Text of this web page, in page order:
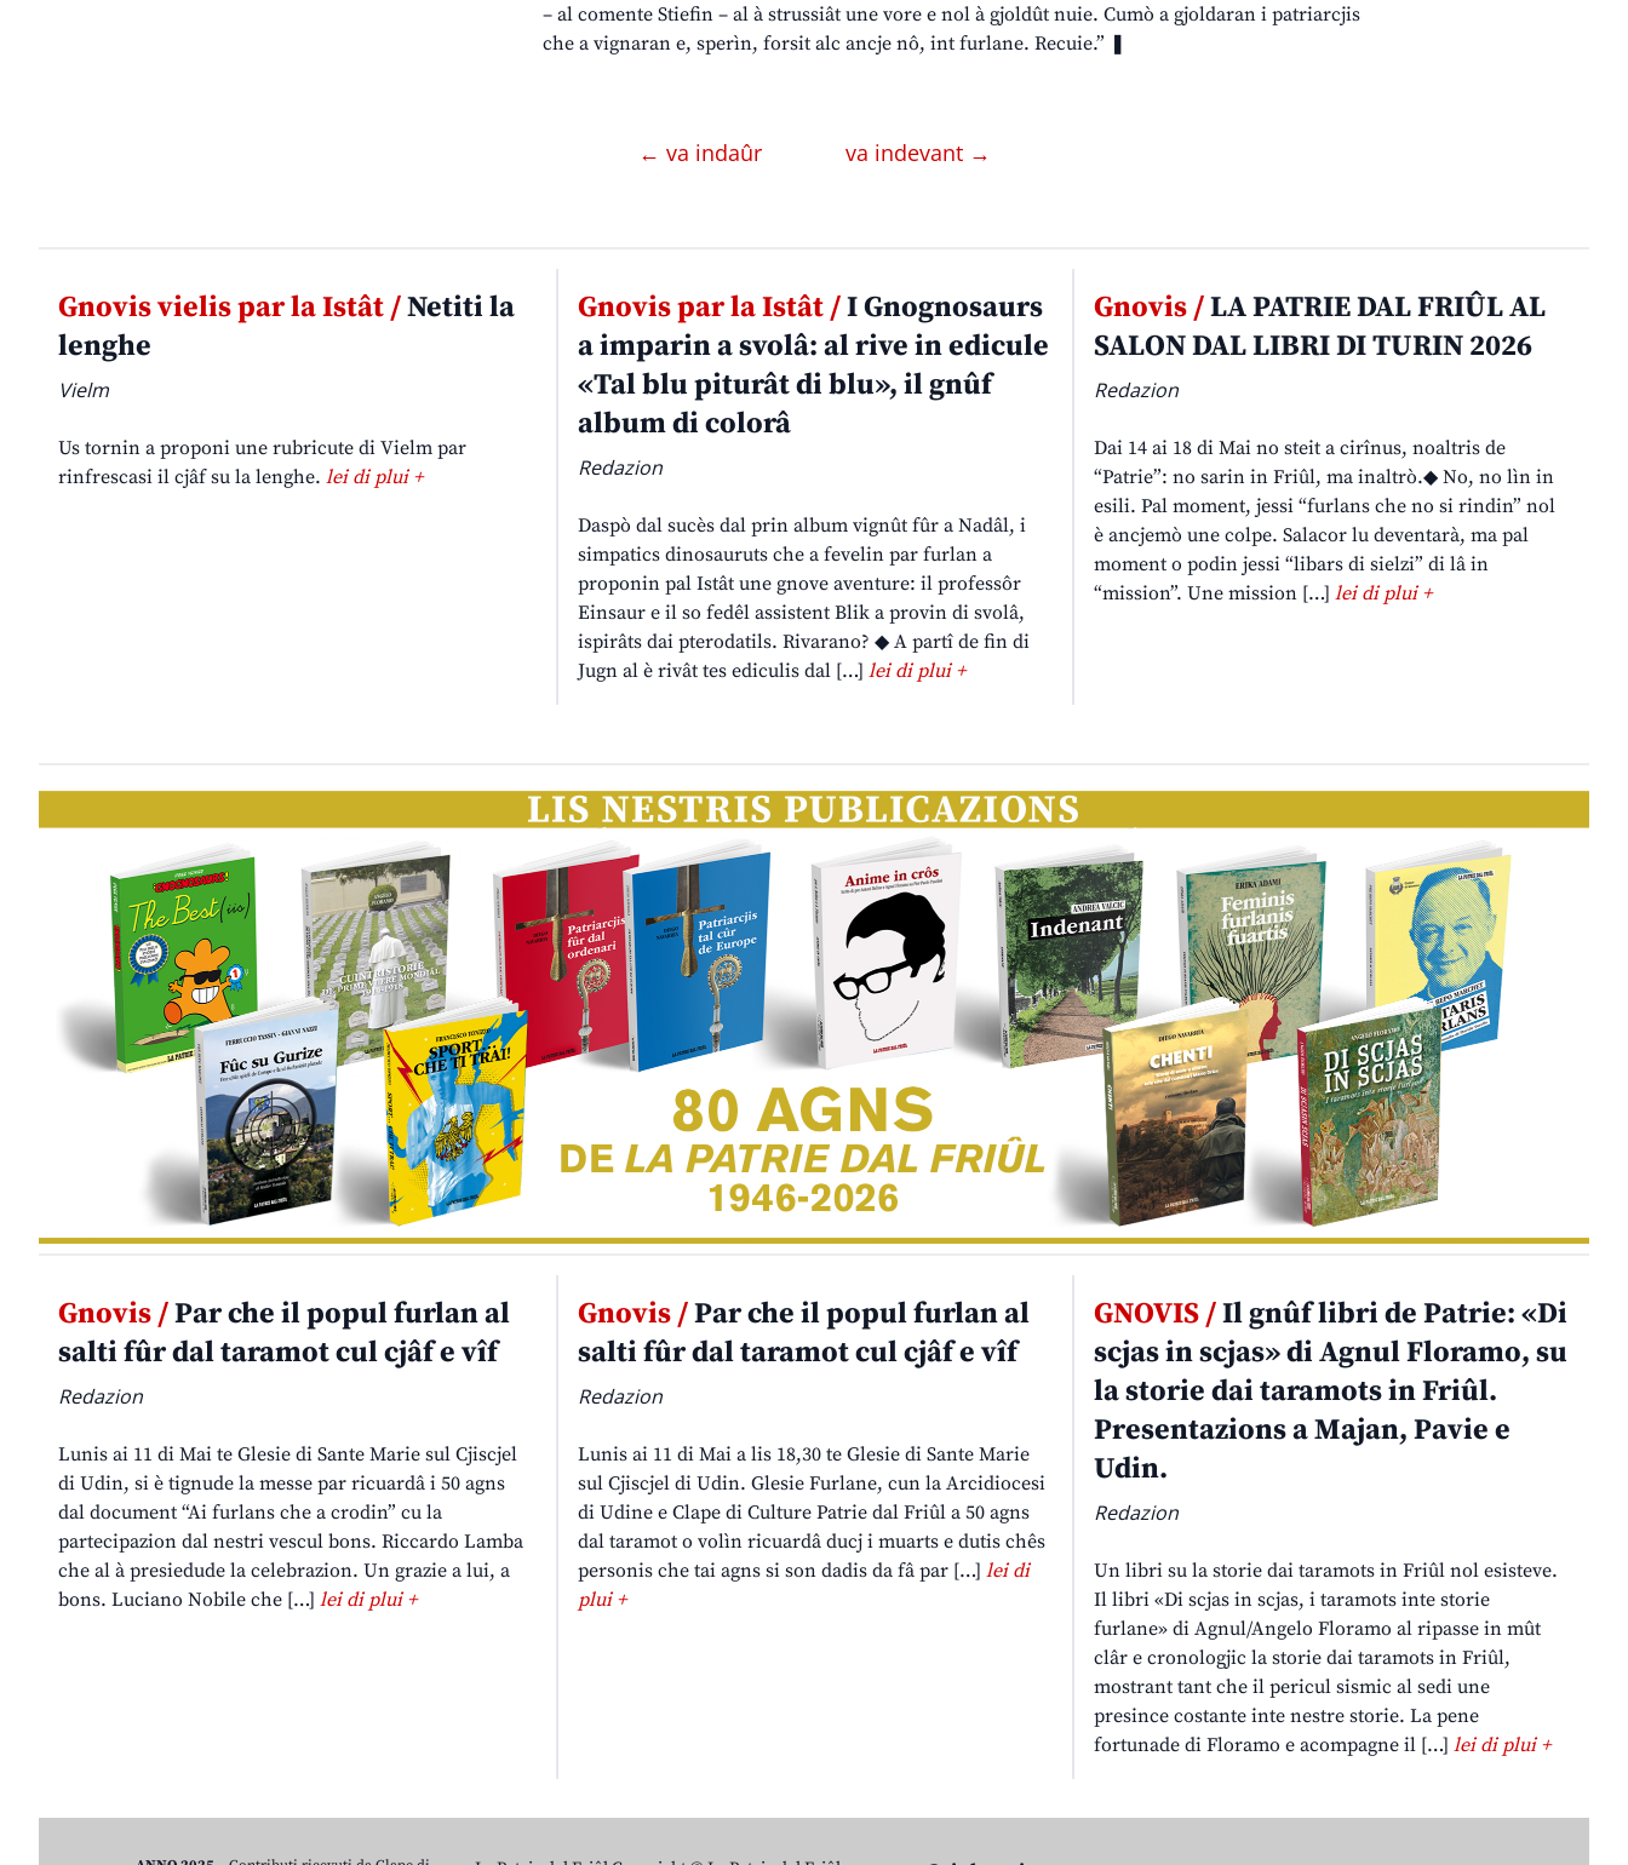
– al comente Stiefin – al à strussiât une vore e nol à gjoldût nuie. Cumò a gjoldaran i patriarcjis
che a vignaran e, sperìn, forsit alc ancje nô, int furlane. Recuie.” ❚
← va indaûr va indevant →
Gnovis vielis par la Istât /Netiti la
lenghe
Vielm
Us tornin a proponi une rubricute di Vielm par
rinfrescasi il cjâf su la lenghe. lei di plui +
Gnovis par la Istât /I Gnognosaurs
a imparin a svolâ: al rive in edicule
«Tal blu piturât di blu», il gnûf
album di colorâ
Redazion
Daspò dal sucès dal prin album vignût fûr a Nadâl, i
simpatics dinosauruts che a fevelin par furlan a
proponin pal Istât une gnove aventure: il professôr
Einsaur e il so fedêl assistent Blik a provin di svolâ,
ispirâts dai pterodatils. Rivarano? ◆ A partî de fin di
Jugn al è rivât tes ediculis dal […] lei di plui +
Gnovis /LA PATRIE DAL FRIÛL AL
SALON DAL LIBRI DI TURIN 2026
Redazion
Dai 14 ai 18 di Mai no steit a cirînus, noaltris de
“Patrie”: no sarin in Friûl, ma inaltrò.◆ No, no lìn in
esili. Pal moment, jessi “furlans che no si rindin” nol
è ancjemò une colpe. Salacor lu deventarà, ma pal
moment o podin jessi “libars di sielzi” di lâ in
“mission”. Une mission […]lei di plui +
Gnovis /Par che il popul furlan al
salti fûr dal taramot cul cjâf e vîf
Redazion
Lunis ai 11 di Mai te Glesie di Sante Marie sul Cjiscjel
di Udin, si è tignude la messe par ricuardâ i 50 agns
dal document “Ai furlans che a crodin” cu la
partecipazion dal nestri vescul bons. Riccardo Lamba
che al à presiedude la celebrazion. Un grazie a lui, a
bons. Luciano Nobile che […] lei di plui +
Gnovis /Par che il popul furlan al
salti fûr dal taramot cul cjâf e vîf
Redazion
Lunis ai 11 di Mai a lis 18,30 te Glesie di Sante Marie
sul Cjiscjel di Udin. Glesie Furlane, cun la Arcidiocesi
di Udine e Clape di Culture Patrie dal Friûl a 50 agns
dal taramot o volìn ricuardâ ducj i muarts e dutis chês
personis che tai agns si son dadis da fâ par […] lei di
plui +
GNOVIS /Il gnûf libri de Patrie: «Di
scjas in scjas» di Agnul Floramo, su
la storie dai taramots in Friûl.
Presentazions a Majan, Pavie e
Udin.
Redazion
Un libri su la storie dai taramots in Friûl nol esisteve.
Il libri «Di scjas in scjas, i taramots inte storie
furlane» di Agnul/Angelo Floramo al ripasse in mût
clâr e cronologjic la storie dai taramots in Friûl,
mostrant tant che il pericul sismic al sedi une
presince costante inte nestre storie. La pene
fortunade di Floramo e acompagne il […]lei di plui +